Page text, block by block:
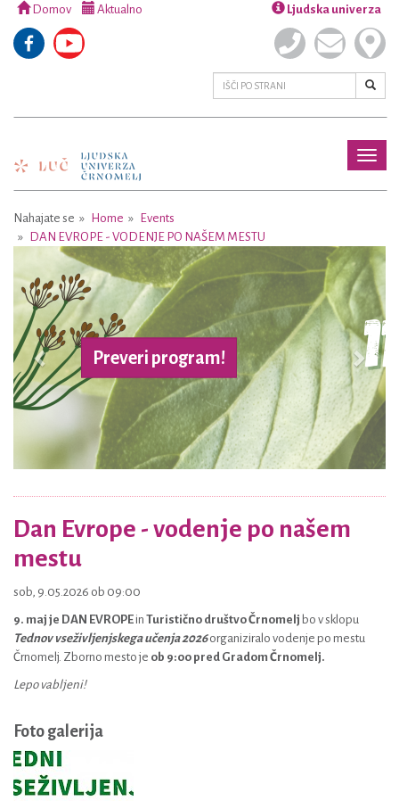
Domov Aktualno Ljudska univerza
Nahajate se Home
Events
DAN EVROPE - VODENJE PO NAŠEM MESTU
Preveri program!
Previous Next
Dan Evrope - vodenje po našem
mestu
sob, 9.05.2026 ob 09:00
9. maj je DAN EVROPEin Turistično društvo Črnomelj bo v sklopu
Tednov vseživljenjskega učenja 2026organiziralo vodenje po mestu
Črnomelj. Zborno mesto je ob 9:00 pred Gradom Črnomelj.
Lepo vabljeni!
Foto galerija